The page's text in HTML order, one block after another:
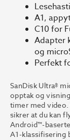
A1,
C10 for
Adapter
og
Perfekt
SanDisk Ultra®
opptak og
timer med
sikrer at du kan
Android™-
A1-klassifisering